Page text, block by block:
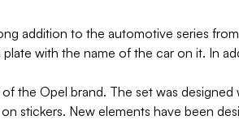
addition to the automotive series
with the name of the car on it. In
the Opel brand. The set was
stickers. New elements have been